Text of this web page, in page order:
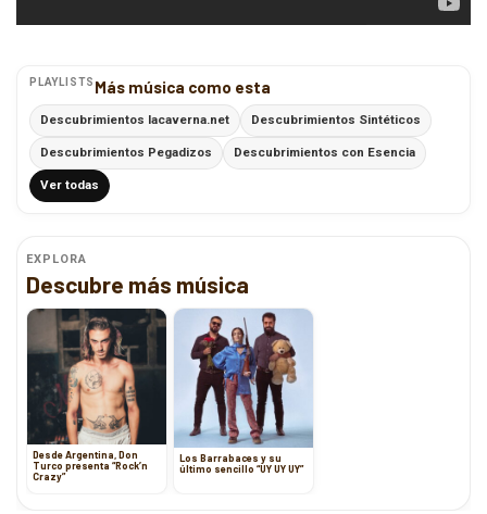
PLAYLISTS Más música como esta
Descubrimientos lacaverna.net Descubrimientos Sintéticos
Descubrimientos Pegadizos Descubrimientos con Esencia
Ver todas
EXPLORA
Descubre más música
Desde Argentina, Don
Turco presenta “Rock’n
Crazy”
Los Barrabaces y su
último sencillo “UY UY UY”